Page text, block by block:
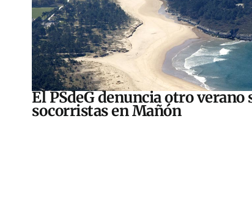
El PSdeG denuncia otro verano
socorristas en Mañón